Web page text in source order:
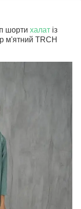
шорти халат із
м'ятний TRCH